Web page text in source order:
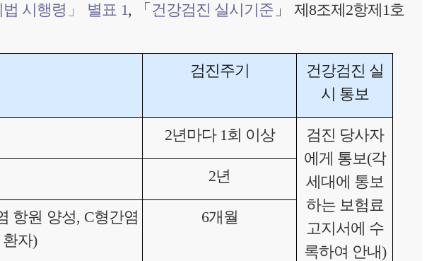
법 시행령」 별표 1, 「 건강검진 실시기준 」 제8조제2항제1호
검진주기
건강검진 실
시 통보
2년마다 1회 이상
검진 당사자
에게 통보(각
세대에 통보
하는 보험료
고지서에 수
록하여 안내)
2년
항원 양성, C형간염
자)
6개월